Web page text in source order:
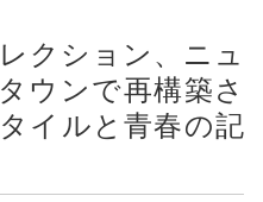
クション、ニュ
ウンで再構築さ
イルと青春の記